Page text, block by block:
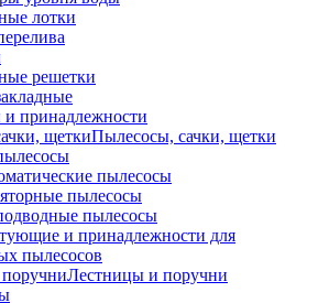
лотки
решетки
и принадлежности
Пылесосы, сачки, щетки
пылесосы
пылесосы
пылесосы
и принадлежности для
пылесосов
Лестницы и поручни